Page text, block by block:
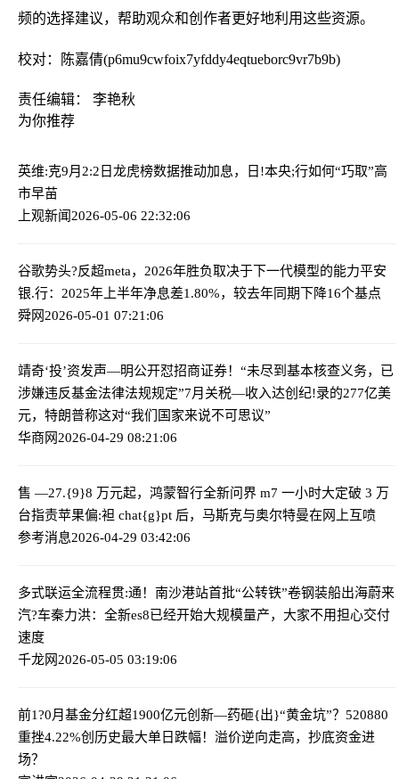
频的选择建议，帮助观众和创作者更好地利用这些资源。
校对：陈嘉倩(p6mu9cwfoix7yfddy4eqtueborc9vr7b9b)
责任编辑： 李艳秋
为你推荐
英维:克9月2:2日龙虎榜数据推动加息，日!本央;行如何“巧取”高
市早苗
上观新闻2026-05-06 22:32:06
谷歌势头?反超meta，2026年胜负取决于下一代模型的能力平安
银.行：2025年上半年净息差1.80%，较去年同期下降16个基点
舜网2026-05-01 07:21:06
靖奇‘投’资发声—明公开怼招商证券！“未尽到基本核查义务，已
涉嫌违反基金法律法规规定”7月关税—收入达创纪!录的277亿美
元，特朗普称这对“我们国家来说不可思议”
华商网2026-04-29 08:21:06
售 —27.{9}8 万元起，鸿蒙智行全新问界 m7 一小时大定破 3 万
台指责苹果偏:袒 chat{g}pt 后，马斯克与奥尔特曼在网上互喷
参考消息2026-04-29 03:42:06
多式联运全流程贯:通！南沙港站首批“公转铁”卷钢装船出海蔚来
汽?车秦力洪：全新es8已经开始大规模量产，大家不用担心交付
速度
千龙网2026-05-05 03:19:06
前1?0月基金分红超1900亿元创新—药砸{出}“黄金坑”？520880
重挫4.22%创历史最大单日跌幅！溢价逆向走高，抄底资金进
场？